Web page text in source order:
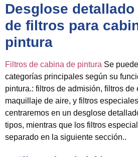
Desglose
de filtros para
pintura
Filtros de cabina de pintura Se
categorías principales según su
pintura.: filtros de admisión, filtros de
maquillaje de aire, y filtros
centraremos en un desglose
tipos, mientras que los filtros
separado en la siguiente sección..